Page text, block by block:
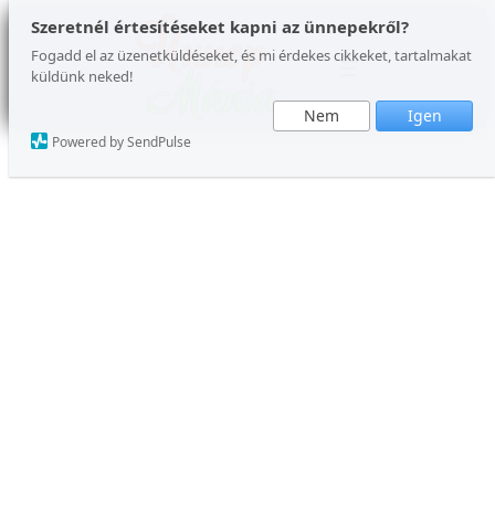
Szeretnél értesítéseket kapni az ünnepekről?
Fogadd el az üzenetküldéseket, és mi érdekes cikkeket, tartalmakat
küldünk neked!
Nem Igen
Powered by SendPulse
Ugrás
tartalomhoz